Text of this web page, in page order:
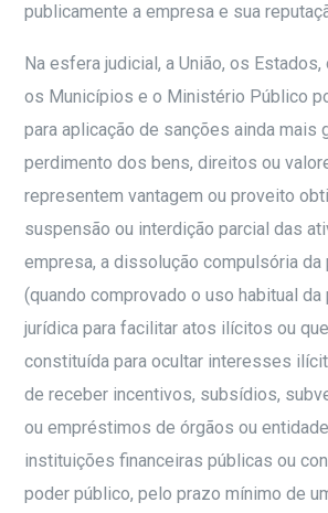
publicamente a empresa e sua
Na esfera judicial, a União, os
os Municípios e o Ministério Público
para aplicação de sanções ainda mais
perdimento dos bens, direitos ou
representem vantagem ou proveito
suspensão ou interdição parcial das
empresa, a dissolução compulsória da
(quando comprovado o uso habitual
jurídica para facilitar atos ilícitos ou
constituída para ocultar interesses
de receber incentivos, subsídios,
ou empréstimos de órgãos ou
instituições financeiras públicas ou
poder público, pelo prazo mínimo de